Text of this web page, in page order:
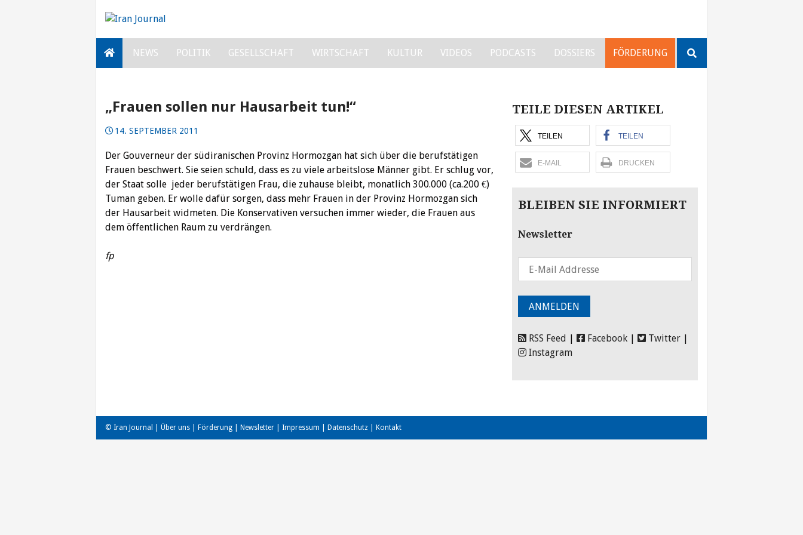
NEWS
POLITIK GESELLSCHAFT WIRTSCHAFT KULTUR VIDEOS PODCASTS DOSSIERS FÖRDERUNG
nach:
„Frauen sollen nur Hausarbeit tun!“
14. SEPTEMBER 2011
Der Gouverneur der südiranischen Provinz Hormozgan hat sich über die berufstätigen
Frauen beschwert. Sie seien schuld, dass es zu viele arbeitslose Männer gibt. Er schlug vor,
der Staat solle jeder berufstätigen Frau, die zuhause bleibt, monatlich 300.000 (ca.200 €)
Tuman geben. Er wolle dafür sorgen, dass mehr Frauen in der Provinz Hormozgan sich
der Hausarbeit widmeten. Die Konservativen versuchen immer wieder, die Frauen aus
dem öffentlichen Raum zu verdrängen.
fp
TEILE DIESEN ARTIKEL
TEILEN TEILEN
E-MAIL DRUCKEN
BLEIBEN SIE INFORMIERT
Newsletter
RSS Feed Facebook Twitter
Instagram
© Iran Journal | Über uns Förderung Newsletter Impressum Datenschutz Kontakt